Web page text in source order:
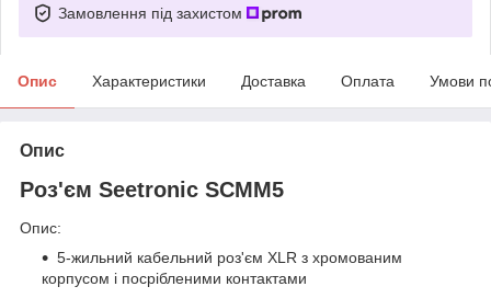
Замовлення під захистом
Опис Характеристики Доставка Оплата Умови
Опис
Роз'єм Seetronic SCMM5
Опис:
5-жильний кабельний роз'єм XLR з хромованим
корпусом і посрібленими контактами